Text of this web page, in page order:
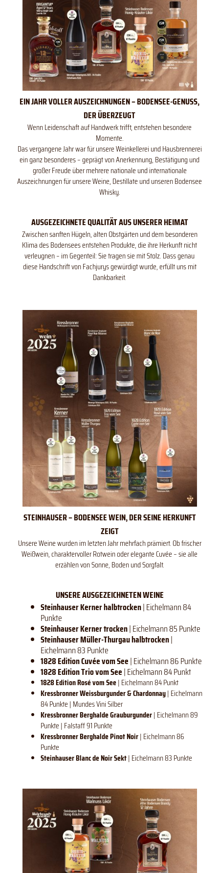
EIN JAHR VOLLER AUSZEICHNUNGEN – BODENSEE-GENUSS,
DER ÜBERZEUGT
Wenn Leidenschaft auf Handwerk trifft, entstehen besondere
Momente.
Das vergangene Jahr war für unsere Weinkellerei und Hausbrennerei
ein ganz besonderes – geprägt von Anerkennung, Bestätigung und
großer Freude über mehrere nationale und internationale
Auszeichnungen für unsere Weine, Destillate und unseren Bodensee
Whisky.
AUSGEZEICHNETE QUALITÄT AUS UNSERER HEIMAT
Zwischen sanften Hügeln, alten Obstgärten und dem besonderen
Klima des Bodensees entstehen Produkte, die ihre Herkunft nicht
verleugnen – im Gegenteil: Sie tragen sie mit Stolz. Dass genau
diese Handschrift von Fachjurys gewürdigt wurde, erfüllt uns mit
Dankbarkeit.
STEINHAUSER – BODENSEE WEIN, DER SEINE HERKUNFT
ZEIGT
Unsere Weine wurden im letzten Jahr mehrfach prämiert. Ob frischer
Weißwein, charaktervoller Rotwein oder elegante Cuvée – sie alle
erzählen von Sonne, Boden und Sorgfalt.
UNSERE AUSGEZEICHNETEN WEINE
Steinhauser Kerner halbtrocken| Eichelmann 84
Punkte
Steinhauser Kerner trocken| Eichelmann 85 Punkte
Steinhauser Müller-Thurgau halbtrocken|
Eichelmann 83 Punkte
1828 Edition Cuvée vom See| Eichelmann 86 Punkte
1828 Edition Trio vom See| Eichelmann 84 Punkt
1828 Edition Rosé vom See| Eichelmann 84 Punkt
KressbronnerWeissburgunder & Chardonnay| Eichelmann
84 Punkte | Mundes Vini Silber
Kressbronner Berghalde Grauburgunder| Eichelmann 89
Punkte | Falstaff 91 Punkte
Kressbronner Berghalde Pinot Noir| Eichelmann 86
Punkte
Steinhauser Blanc de Noir Sekt| Eichelmann 83 Punkte